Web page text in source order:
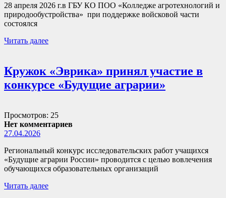
28 апреля 2026 г.в ГБУ КО ПОО «Колледже агротехнологий и
природообустройства» при поддержке войсковой части
состоялся
Читать далее
Кружок «Эврика» принял участие в
конкурсе «Будущие аграрии»
Просмотров: 25
Нет комментариев
27.04.2026
Региональный конкурс исследовательских работ учащихся
«Будущие аграрии России» проводится с целью вовлечения
обучающихся образовательных организаций
Читать далее